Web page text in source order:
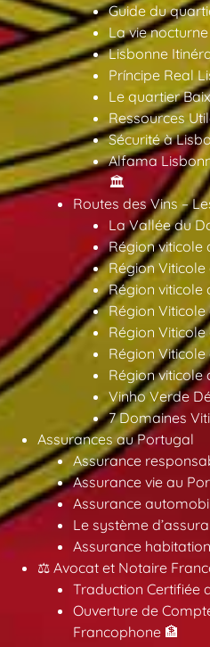
Guide du
La vie
Lisbonne
Príncipe Real
Le quartier
Ressources
Sécurité à
Alfama
🏛️
Routes des Vins –
La Vallée du
Région viticole
Région Viticole
Région viticole
Région
Région
Région
Région viticole
Vinho Verde
7 Domaines
Assurances au Portugal
Assurance
Assurance vie au
Assurance
Le système
Assurance
⚖️ Avocat et Notaire
Traduction Certifiée
Ouverture de
Francophone 🏦